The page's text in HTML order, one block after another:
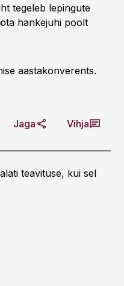
tegeleb lepingute
hankejuhi poolt
aastakonverents.
Jaga Vihja
teavituse, kui sel